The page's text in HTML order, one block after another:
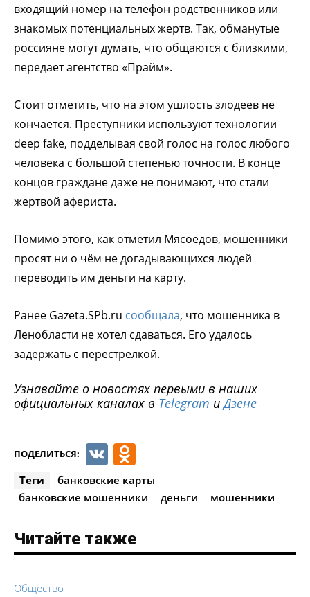
входящий номер на телефон родственников или
знакомых потенциальных жертв. Так, обманутые
россияне могут думать, что общаются с близкими,
передает агентство «Прайм».
Стоит отметить, что на этом ушлость злодеев не
кончается. Преступники используют технологии
deep fake, подделывая свой голос на голос любого
человека с большой степенью точности. В конце
концов граждане даже не понимают, что стали
жертвой афериста.
Помимо этого, как отметил Мясоедов, мошенники
просят ни о чём не догадывающихся людей
переводить им деньги на карту.
Ранее Gazeta.SPb.ru сообщала, что мошенника в
Ленобласти не хотел сдаваться. Его удалось
задержать с перестрелкой.
Узнавайте о новостях первыми в наших
официальных каналах в Telegram иДзене
ПОДЕЛИТЬСЯ: VK
Теги
банковские карты
банковские мошенники
деньги мошенники
Читайте также
Общество